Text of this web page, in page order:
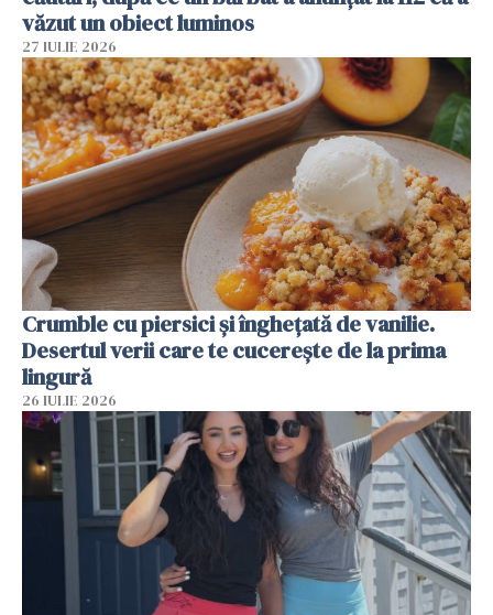
văzut un obiect luminos
27 IULIE 2026
Crumble cu piersici și înghețată de vanilie.
Desertul verii care te cucerește de la prima
lingură
26 IULIE 2026